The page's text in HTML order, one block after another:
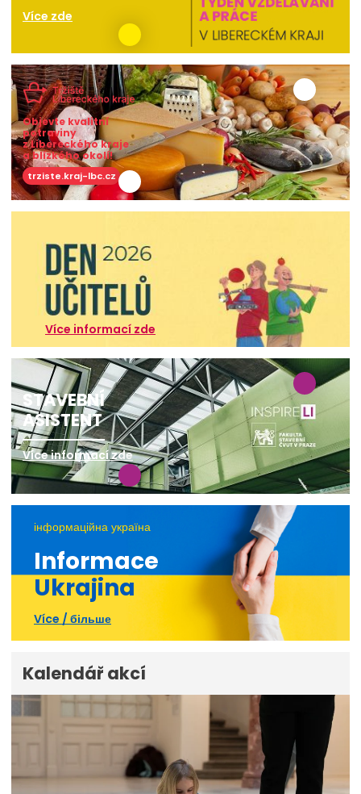
Více zde
Objevte kvalitní
potraviny
z Libereckého kraje
a blízkého okolí!
trziste.kraj-lbc.cz
Více informací zde
STAVEBNÍ
ASISTENT
Více informací zde
інформаційна україна
Informace
Ukrajina
Více / більше
Kalendář akcí